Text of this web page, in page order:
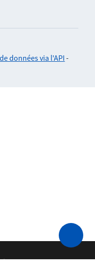
données via l'API-